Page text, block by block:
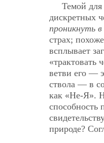
Темой для
дискретных
проникнуть
страх;
всплывает
«трактовать
ветви его —
ствола — в
как «Не-Я».
способность
природе?